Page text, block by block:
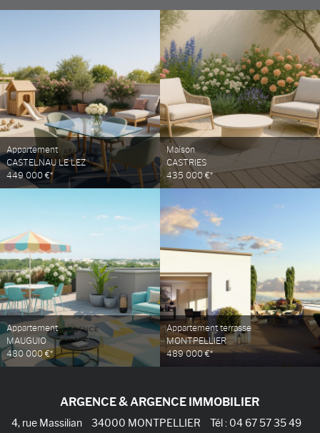
Appartement
CASTELNAU LE LEZ
449 000 €*
Maison
CASTRIES
435 000 €*
Appartement
MAUGUIO
480 000 €*
Appartement terrasse
MONTPELLIER
489 000 €*
ARGENCE & ARGENCE IMMOBILIER
4, rue Massilian 34000 MONTPELLIER Tél : 04 67 57 35 49